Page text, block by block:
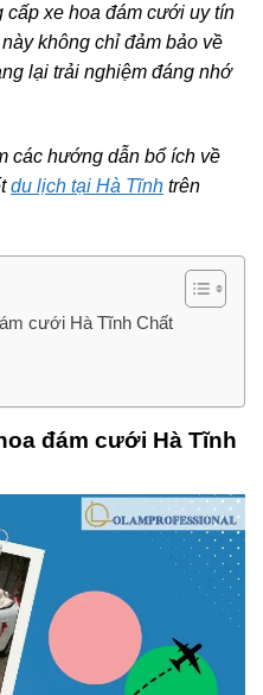
xe hoa đám cưới uy tín
không chỉ đảm bảo về
lại trải nghiệm đáng nhớ
các hướng dẫn bổ ích về
du lịch tại Hà Tĩnh trên
cưới Hà Tĩnh Chất
đám cưới Hà Tĩnh